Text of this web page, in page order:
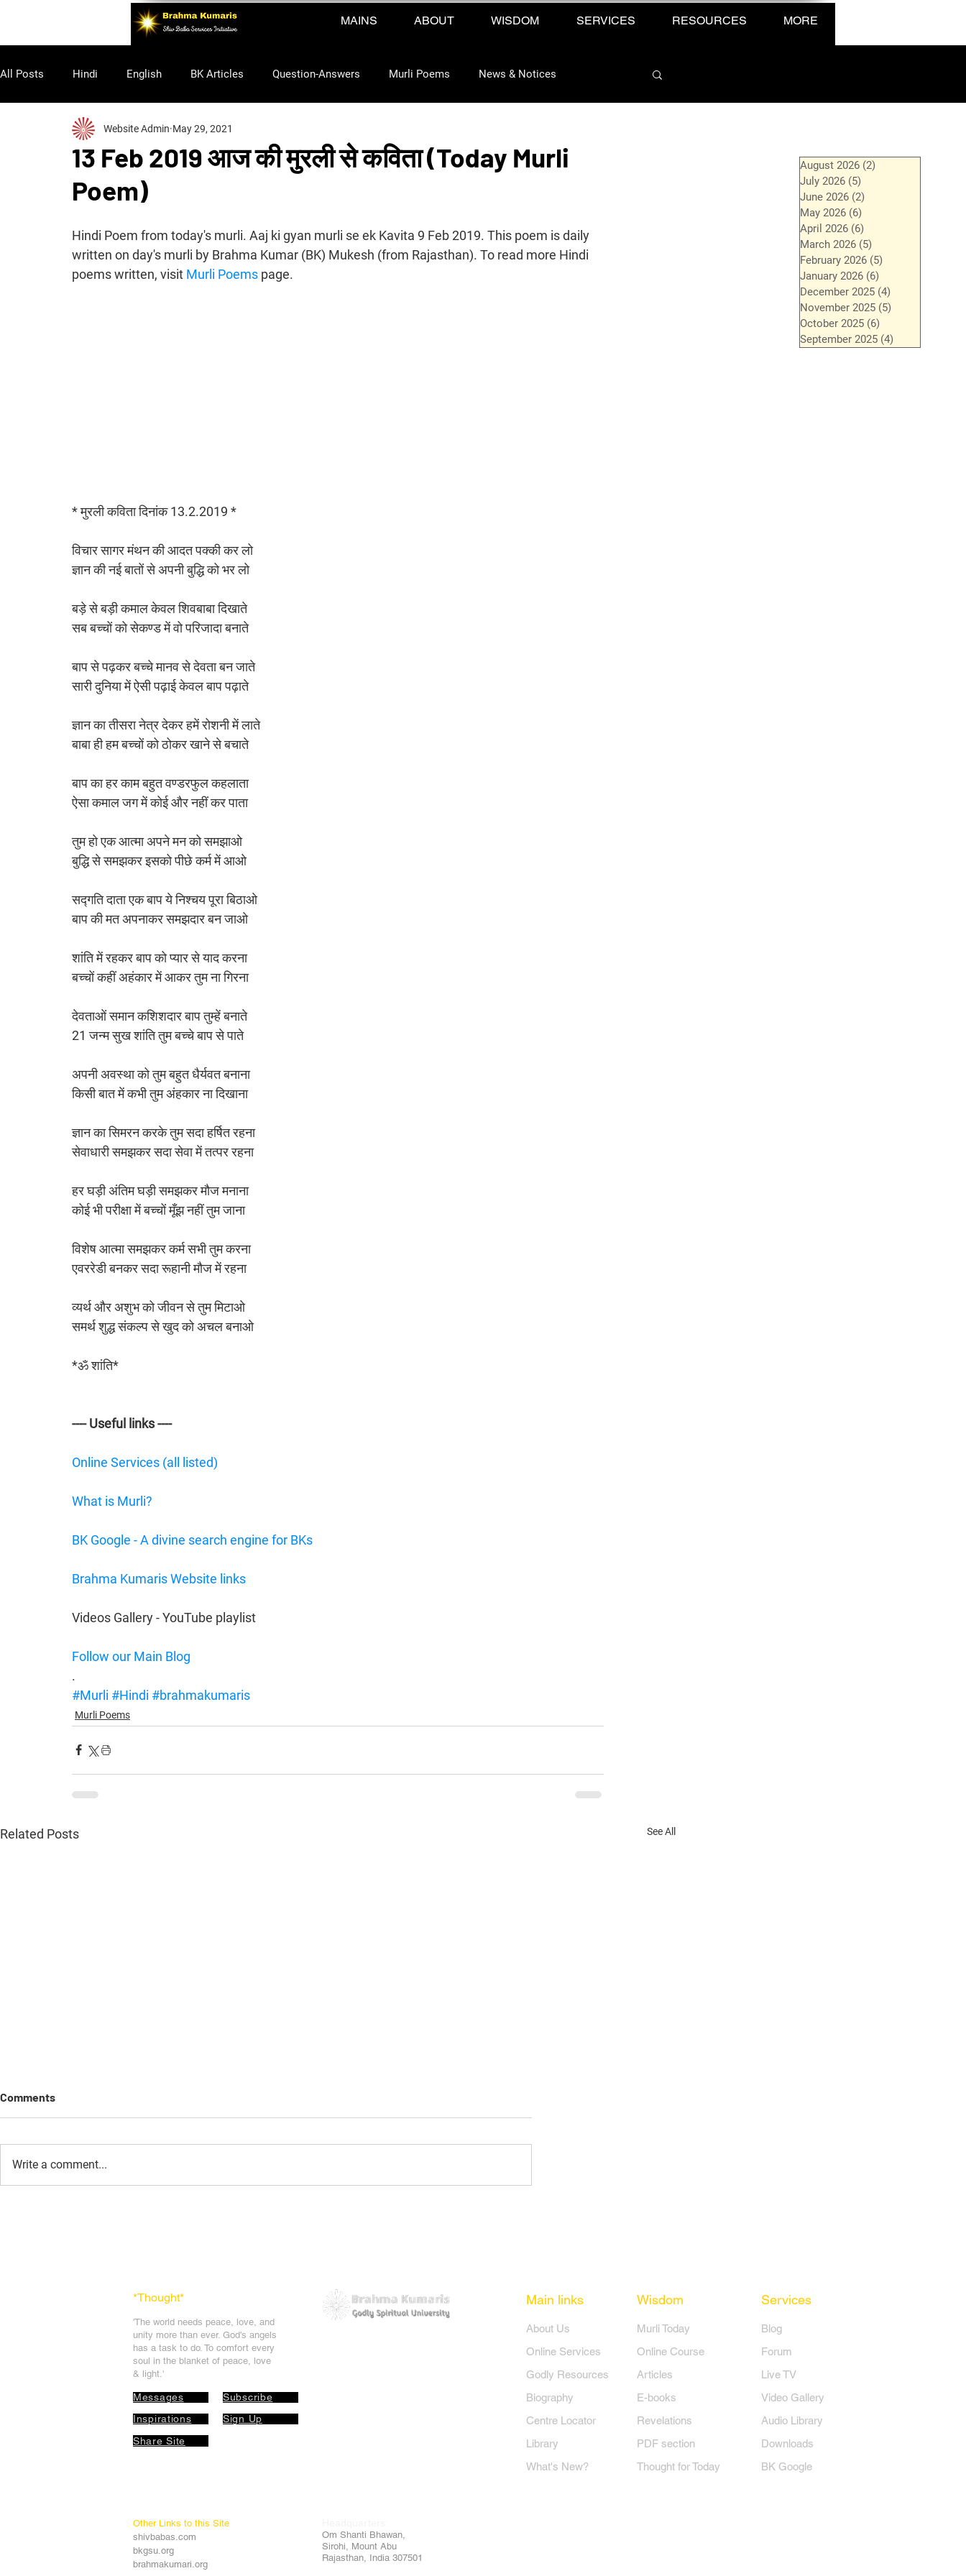
MAINS ABOUT WISDOM SERVICES RESOURCES MORE
All Posts Hindi English BK Articles Question-Answers Murli Poems News & Notices
Purusharth
13 Feb 2019 आज की मुरली से कविता (Today Murli
Poem)
Website Admin May 29, 2021
Hindi Poem from today's murli. Aaj ki gyan murli se ek Kavita 9 Feb 2019. This poem is daily
written on day's murli by Brahma Kumar (BK) Mukesh (from Rajasthan). To read more Hindi
poems written, visit Murli Poems page.
* मुरली कविता दिनांक 13.2.2019 *
विचार सागर मंथन की आदत पक्की कर लो
ज्ञान की नई बातों से अपनी बुद्धि को भर लो
बड़े से बड़ी कमाल केवल शिवबाबा दिखाते
सब बच्चों को सेकण्ड में वो परिजादा बनाते
बाप से पढ़कर बच्चे मानव से देवता बन जाते
सारी दुनिया में ऐसी पढ़ाई केवल बाप पढ़ाते
ज्ञान का तीसरा नेत्र देकर हमें रोशनी में लाते
बाबा ही हम बच्चों को ठोकर खाने से बचाते
बाप का हर काम बहुत वण्डरफुल कहलाता
ऐसा कमाल जग में कोई और नहीं कर पाता
तुम हो एक आत्मा अपने मन को समझाओ
बुद्धि से समझकर इसको पीछे कर्म में आओ
सद्गति दाता एक बाप ये निश्चय पूरा बिठाओ
बाप की मत अपनाकर समझदार बन जाओ
शांति में रहकर बाप को प्यार से याद करना
बच्चों कहीं अहंकार में आकर तुम ना गिरना
देवताओं समान कशिशदार बाप तुम्हें बनाते
21 जन्म सुख शांति तुम बच्चे बाप से पाते
अपनी अवस्था को तुम बहुत धैर्यवत बनाना
किसी बात में कभी तुम अंहकार ना दिखाना
ज्ञान का सिमरन करके तुम सदा हर्षित रहना
सेवाधारी समझकर सदा सेवा में तत्पर रहना
हर घड़ी अंतिम घड़ी समझकर मौज मनाना
कोई भी परीक्षा में बच्चों मूँझ नहीं तुम जाना
विशेष आत्मा समझकर कर्म सभी तुम करना
एवररेडी बनकर सदा रूहानी मौज में रहना
व्यर्थ और अशुभ को जीवन से तुम मिटाओ
समर्थ शुद्ध संकल्प से खुद को अचल बनाओ
*ॐ शांति*
---- Useful links ----
Online Services (all listed)
What is Murli?
BK Google - A divine search engine for BKs
Brahma Kumaris Website links
Videos Gallery - YouTube playlist
Follow our Main Blog
.
#Murli #Hindi #brahmakumaris
Murli Poems
Related Posts See All
Hindi. Also visit: Articles and
Comments
Write a comment...
August 2026 (2)
July 2026 (5)
June 2026 (2)
May 2026 (6)
April 2026 (6)
March 2026 (5)
February 2026 (5)
January 2026 (6)
December 2025 (4)
November 2025 (5)
October 2025 (6)
September 2025 (4)
*Thought*
'The world needs peace, love, and
unity more than ever. God's angels
has a task to do. To comfort every
soul in the blanket of peace, love
& light.'
Messages
Inspirations
Subscribe
Sign Up
Share Site
Main links Wisdom
​About Us
Online Services
Godly Resources
Biography
Centre Locator
Library
What's New?
​Murli Today
Online Course
Articles
E-books
Revelations
PDF section
Thought for Today
Services
Blog
Forum
Live TV
Video Gallery
Audio Library
Downloads
BK Google
Other Links to this Site
shivbabas.com
bkgsu.org
brahmakumari.org
Om Shanti Bhawan,
Sirohi, Mount Abu
Rajasthan, India 307501